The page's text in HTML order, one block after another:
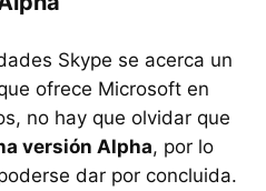
Skype se acerca un
ofrece Microsoft en
no hay que olvidar que
versión Alpha, por lo
dar por concluida.